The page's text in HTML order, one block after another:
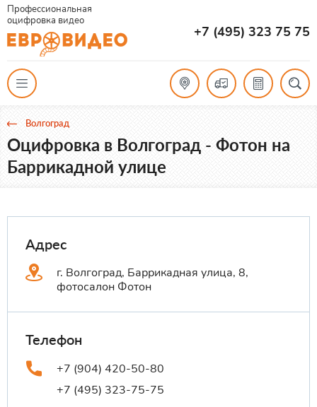
Профессиональная
оцифровка видео
+7 (495) 323 75 75
Волгоград
Оцифровка в Волгоград - Фотон на
Баррикадной улице
Адрес
г. Волгоград, Баррикадная улица, 8,
фотосалон Фотон
Телефон
+7 (904) 420-50-80
+7 (495) 323-75-75